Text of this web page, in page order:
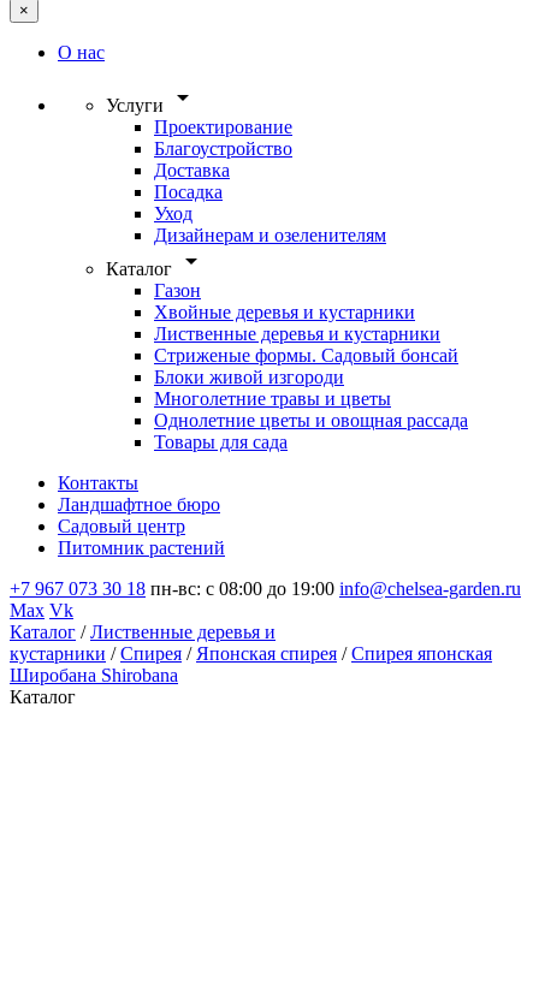
×
О нас
Услуги arrow_drop_down
Проектирование
Благоустройство
Доставка
Посадка
Уход
Дизайнерам и озеленителям
Каталог
arrow_drop_down
Газон
Хвойные деревья и кустарники
Лиственные деревья и кустарники
Стриженые формы. Садовый бонсай
Блоки живой изгороди
Многолетние травы и цветы
Однолетние цветы и овощная рассада
Товары для сада
Контакты
Ландшафтное бюро
Садовый центр
Питомник растений
+7 967 073 30 18 пн-вс: с 08:00 до 19:00 info@chelsea-garden.ru
Max Vk
Каталог /Лиственные деревья и
кустарники /Спирея / Японская спирея /Спирея японская
Широбана Shirobana
Каталог